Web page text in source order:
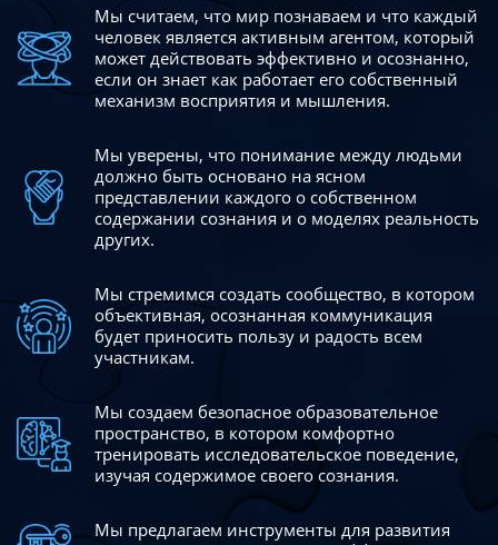
Мы считаем, что мир познаваем и что каждый
человек является активным агентом, который
может действовать эффективно и осознанно,
если он знает как работает его собственный
механизм восприятия и мышления.
Мы уверены, что понимание между людьми
должно быть основано на ясном
представлении каждого о собственном
содержании сознания и о моделях реальность
других.
Мы стремимся создать сообщество, в котором
объективная, осознанная коммуникация
будет приносить пользу и радость всем
участникам.
Мы создаем безопасное образовательное
пространство, в котором комфортно
тренировать исследовательское поведение,
изучая содержимое своего сознания.
Мы предлагаем инструменты для развития